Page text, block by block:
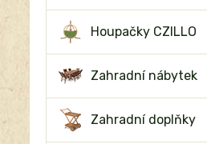
Houpačky CZILLO
Zahradní nábytek
Zahradní doplňky